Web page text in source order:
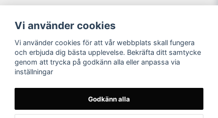
14:00-16:00
Information
Kontakt
Köpvillkor
Våra partners
Vi använder cookies
Vi använder cookies för att vår webbplats skall fungera
och erbjuda dig bästa upplevelse. Bekräfta ditt samtycke
genom att trycka på godkänn alla eller anpassa via
inställningar
Godkänn alla